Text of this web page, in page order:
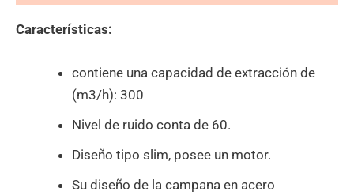
Características:
contiene una capacidad de extracción de
(m3/h): 300
Nivel de ruido conta de 60.
Diseño tipo slim, posee un motor.
Su diseño de la campana en acero